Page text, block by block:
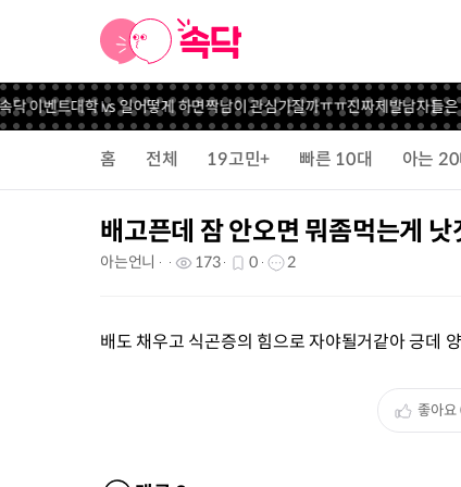
이벤트대학 vs 일어떻게 하면짝남이 관심가질까ㅠㅠ진짜제발남자들은
홈 전체 19고민+ 빠른 10대 아는 20
배고픈데 잠 안오면 뭐좀먹는게 낫
아는언니 173 0 2
배도 채우고 식곤증의 힘으로 자야될거같아 긍데
좋아요